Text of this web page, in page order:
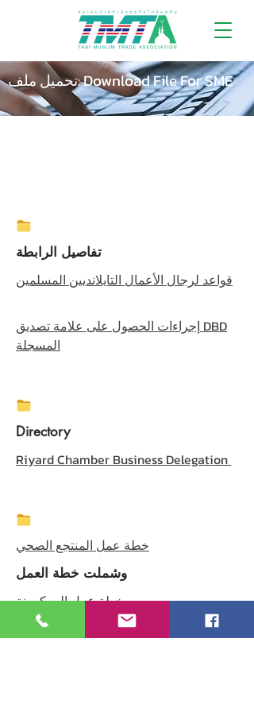
تحميل ملف: Download File For SME
تفاصيل الرابطة
قواعد لرجال الأعمال التايلانديين المسلمين
إجراءات الحصول على علامة تصديق DBD
المسجلة
Directory
Riyard Chamber Business Delegation
خطة عمل المنتجع الصحي
وشملت خطة العمل
خطة عمل المعكرونة